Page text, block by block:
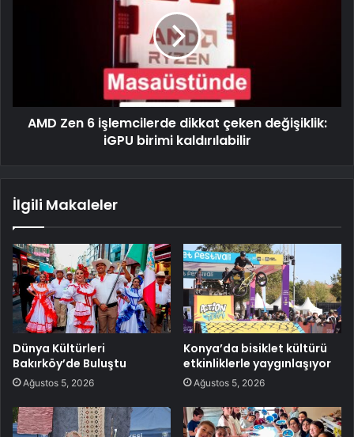
AMD Zen 6 işlemcilerde dikkat çeken değişiklik:
iGPU birimi kaldırılabilir
İlgili Makaleler
Dünya Kültürleri
Bakırköy’de Buluştu
Ağustos 5, 2026
Konya’da bisiklet kültürü
etkinliklerle yaygınlaşıyor
Ağustos 5, 2026